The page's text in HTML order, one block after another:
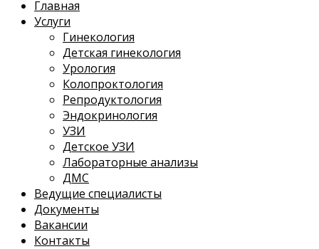
Главная
Услуги
Гинекология
Детская гинекология
Урология
Колопроктология
Репродуктология
Эндокринология
УЗИ
Детское УЗИ
Лабораторные анализы
ДМС
Ведущие специалисты
Документы
Вакансии
Контакты